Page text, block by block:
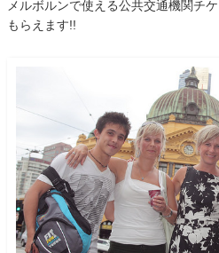
メルボルンで使える公共交通機関チ
もらえます!!